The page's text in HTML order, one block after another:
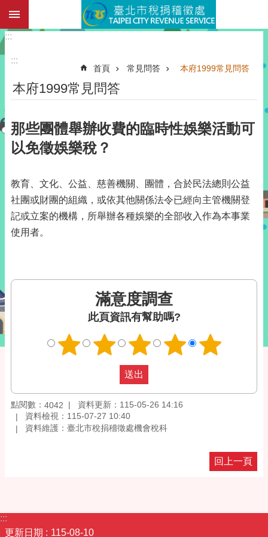
跳到主要內容區塊
:::
:::
首頁 常見問答 本府1999常見問答
本府1999常見問答
那些團體舉辦收費的臨時性娛樂活動可
以免徵娛樂稅？
教育、文化、公益、慈善機關、團體，合於民法總則公益
社團或財團的組織，或依其他關係法令已經向主管機關登
記或立案的機構，所舉辦各種娛樂的全部收入作為本事業
使用者。
滿意度調查
此頁資訊有幫助嗎?
點閱數： 4042
資料更新：115-05-26 14:16
資料檢視：115-07-27 10:40
資料維護：臺北市稅捐稽徵處機會稅科
回上一頁
:::
更新日期
115-08-10